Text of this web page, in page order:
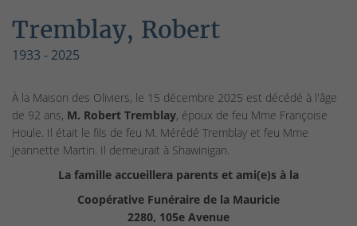
Tremblay, Robert
1933 - 2025
À la Maison des Oliviers, le 15 décembre 2025 est décédé à l'âge
de 92 ans, M. Robert Tremblay, époux de feu Mme Françoise
Houle. Il était le fils de feu M. Mérédé Tremblay et feu Mme
Jeannette Martin. Il demeurait à Shawinigan.
La famille accueillera parents et ami(e)s à la
Coopérative Funéraire de la Mauricie
2280, 105e Avenue